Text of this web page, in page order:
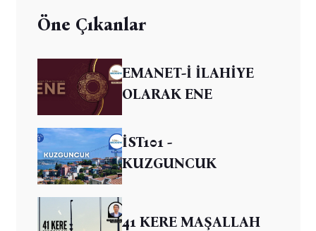
Öne Çıkanlar
EMANET-İ İLAHİYE
OLARAK ENE
İST101 -
KUZGUNCUK
41 KERE MAŞALLAH